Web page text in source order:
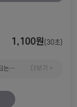
1,100원(30초)
너무많이 힘드네요 내려놓아야되는데 그게안되는게 참마음이아프네요 더보기 +